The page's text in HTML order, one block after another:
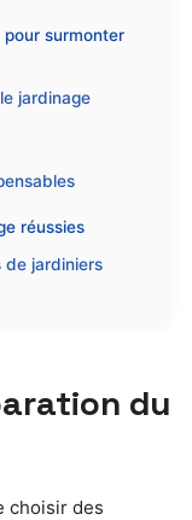
pour surmonter
jardinage
réussies
de jardiniers
du
choisir des